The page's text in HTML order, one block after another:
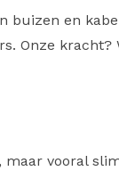
buizen en
Onze kracht?
vooral